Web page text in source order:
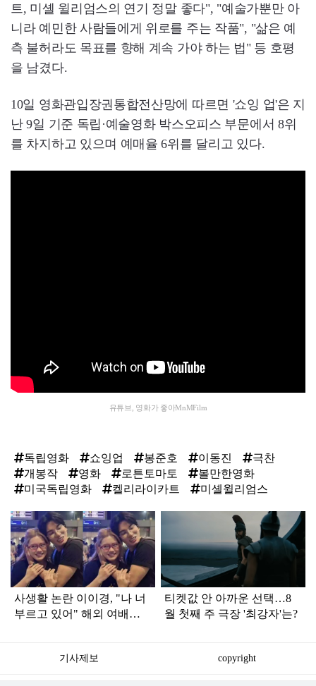
트, 미셸 윌리엄스의 연기 정말 좋다", "예술가뿐만 아
니라 예민한 사람들에게 위로를 주는 작품", "삶은 예
측 불허라도 목표를 향해 계속 가야 하는 법" 등 호평
을 남겼다.
10일 영화관입장권통합전산망에 따르면 '쇼잉 업'은 지
난 9일 기준 독립·예술영화 박스오피스 부문에서 8위
를 차지하고 있으며 예매율 6위를 달리고 있다.
유튜브, 영화가 좋아MnMFilm
독립영화 쇼잉업 봉준호 이동진
극찬
개봉작
영화 로튼토마토
볼만한영화
미국독립영화
켈리라이카트 미셸윌리엄스
탑
라
인
사생활 논란 이이경, "나 너
부르고 있어" 해외 여배우
티켓값 안 아까운 선택…8
월 첫째 주 극장 '최강자'는?
기사제보 copyright